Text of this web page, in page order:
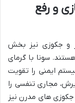
و رفع
و جکوزی نیز بخش
سونا با گرمای
ایمنی را تقویت
مجاری تنفسی را
های مدرن نیز